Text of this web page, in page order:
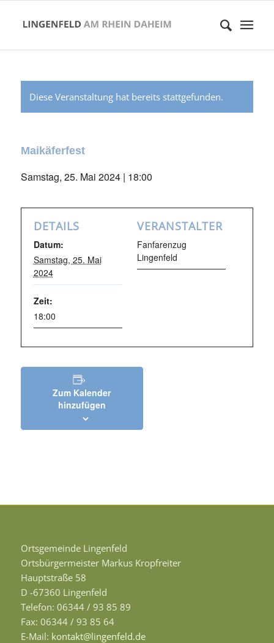
Diese Veranstaltung hat bereits stattgefunden.
Maikäferfest
Samstag, 25. Mai 2024 | 18:00
DETAILS
Datum:
Samstag, 25. Mai
2024
Zeit:
18:00
VERANSTALTER
Fanfarenzug
Lingenfeld
Zum Kalender
hinzufügen
Ortsgemeinde Lingenfeld
Ortsbürgermeister Markus Kropfreiter
Hauptstraße 58
D -67360 Lingenfeld
Telefon: 06344 / 93 85 89
Fax: 06344 / 93 85 64
E-Mail: kontakt@lingenfeld.de